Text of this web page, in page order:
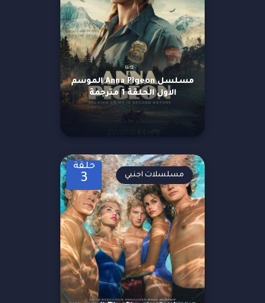
مسلسل Anna Pigeon الموسم
الاول الحلقة 1 مترجمة
حلقة
3 مسلسلات اجنبي